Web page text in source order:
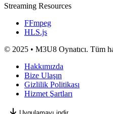
Streaming Resources
FFmpeg
HLS.js
© 2025 • M3U8 Oynatıcı. Tüm
Hakkımızda
Bize Ulaşın
Gizlilik Politikası
Hizmet Şartları